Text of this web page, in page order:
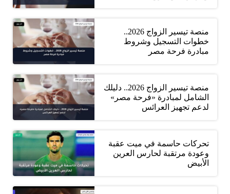
منصة تيسير الزواج 2026..
خطوات التسجيل وشروط
مبادرة فرحة مصر
منصة تيسير الزواج 2026.. دليلك
الشامل لمبادرة «فرحة مصر»
لدعم تجهيز العرائس
تحركات حاسمة في ميت عقبة
وعودة مرتقبة لحارس العرين
الأبيض